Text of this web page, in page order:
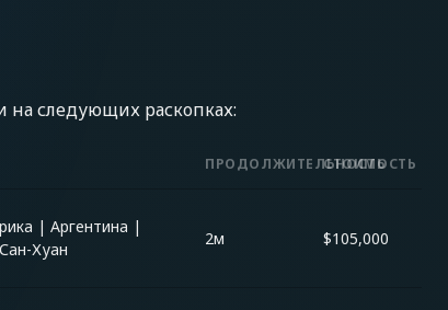
на следующих раскопках:
ПРОДОЛЖИТЕЛЬНОСТЬ
СТОИМОСТЬ
| Аргентина |
Хуан
2м $105,000